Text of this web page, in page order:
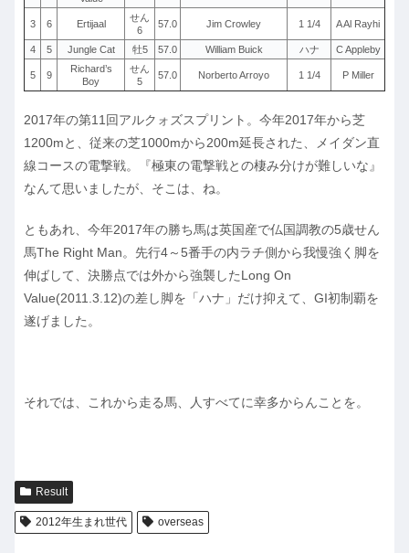
3 6 Ertijaal
せん
6
57.0 Jim Crowley 1 1/4 A Al Rayhi
4 5 Jungle Cat 牡5 57.0 William Buick ハナ C Appleby
5 9
Richard’s
Boy
せん
5
57.0 Norberto Arroyo 1 1/4 P Miller
2017年の第11回アルクォズスプリント。今年2017年から芝
1200mと、従来の芝1000mから200m延長された、メイダン直
線コースの電撃戦。『極東の電撃戦との棲み分けが難しいな』
なんて思いましたが、そこは、ね。
ともあれ、今年2017年の勝ち馬は英国産で仏国調教の5歳せん
馬The Right Man。先行4～5番手の内ラチ側から我慢強く脚を
伸ばして、決勝点では外から強襲したLong On
Value(2011.3.12)の差し脚を「ハナ」だけ抑えて、GI初制覇を
遂げました。
それでは、これから走る馬、人すべてに幸多からんことを。
Result
2012年生まれ世代 overseas